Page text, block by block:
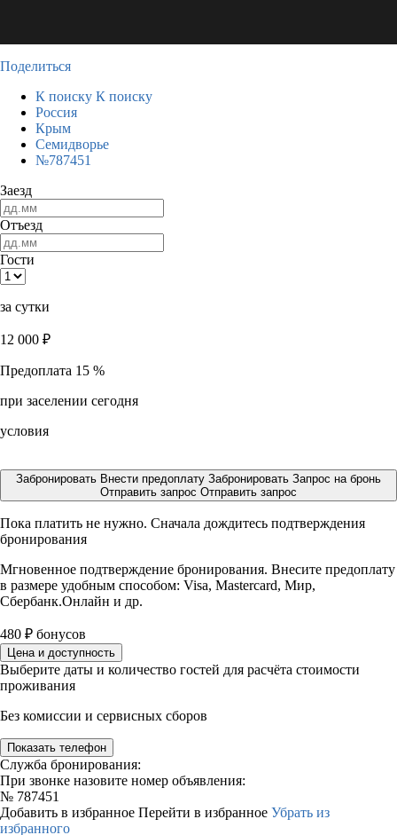
Поделиться
К поиску К поиску
Россия
Крым
Семидворье
№787451
Заезд
Отъезд
Гости
за сутки
12 000 ₽
Предоплата 15 %
при заселении сегодня
условия
Забронировать Внести предоплату Забронировать Запрос на бронь
Отправить запрос Отправить запрос
Пока платить не нужно. Сначала дождитесь подтверждения
бронирования
Мгновенное подтверждение бронирования. Внесите предоплату
в размере удобным способом: Visa, Mastercard, Мир,
Сбербанк.Онлайн и др.
480 ₽ бонусов
Цена и доступность
Выберите даты и количество гостей для расчёта стоимости
проживания
Без комиссии и сервисных сборов
Показать телефон
Служба бронирования:
При звонке назовите номер объявления:
№ 787451
Добавить в избранное Перейти в избранное Убрать из
избранного